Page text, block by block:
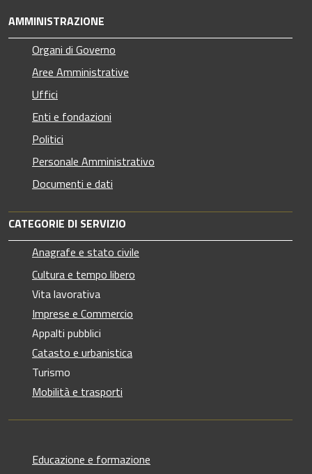
AMMINISTRAZIONE
Organi di Governo
Aree Amministrative
Uffici
Enti e fondazioni
Politici
Personale Amministrativo
Documenti e dati
CATEGORIE DI SERVIZIO
Anagrafe e stato civile
Cultura e tempo libero
Vita lavorativa
Imprese e Commercio
Appalti pubblici
Catasto e urbanistica
Turismo
Mobilità e trasporti
Educazione e formazione